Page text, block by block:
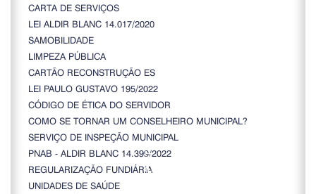
CARTA DE SERVIÇOS
LEI ALDIR BLANC 14.017/2020
SAMOBILIDADE
LIMPEZA PÚBLICA
CARTÃO RECONSTRUÇÃO ES
LEI PAULO GUSTAVO 195/2022
CÓDIGO DE ÉTICA DO SERVIDOR
COMO SE TORNAR UM CONSELHEIRO MUNICIPAL?
SERVIÇO DE INSPEÇÃO MUNICIPAL
PNAB - ALDIR BLANC 14.399/2022
REGULARIZAÇÃO FUNDIÁRIA
UNIDADES DE SAÚDE